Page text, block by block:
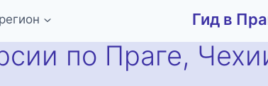
Гид в
по Праге,